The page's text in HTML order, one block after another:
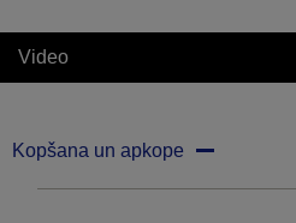
Video
Kopšana un apkope